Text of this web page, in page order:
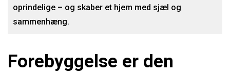
oprindelige – og skaber et hjem med sjæl og
sammenhæng.
Forebyggelse er den